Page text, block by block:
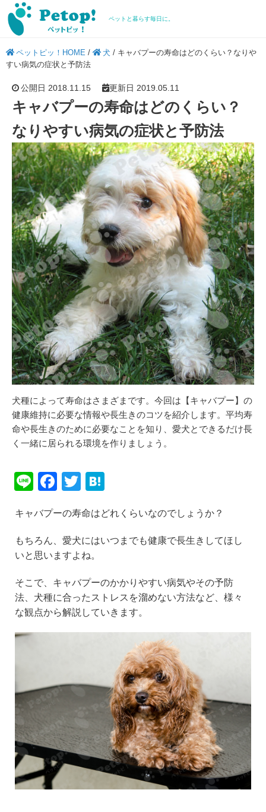
ペットと暮らす毎日に。
ペットピッ！HOME / 犬 / キャバプーの寿命はどのくらい？なりや
すい病気の症状と予防法
公開日 2018.11.15 更新日 2019.05.11
キャバプーの寿命はどのくらい？
なりやすい病気の症状と予防法
犬種によって寿命はさまざまです。今回は【キャバプー】の
健康維持に必要な情報や長生きのコツを紹介します。平均寿
命や長生きのために必要なことを知り、愛犬とできるだけ長
く一緒に居られる環境を作りましょう。
Li
e
F
c
e
b
o
o
k
T
tt
er
e
n
キャバプーの寿命はどれくらいなのでしょうか？
もちろん、愛犬にはいつまでも健康で長生きしてほし
いと思いますよね。
そこで、キャバプーのかかりやすい病気やその予防
法、犬種に合ったストレスを溜めない方法など、様々
な観点から解説していきます。